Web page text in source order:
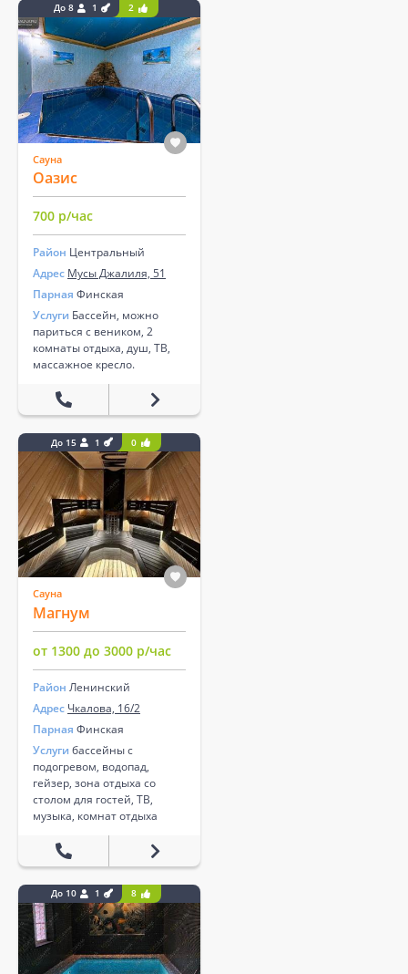
До 8 1 2
Сауна
Оазис
700 р/час
Район Центральный
Адрес Мусы Джалиля, 51
Парная Финская
Услуги Бассейн, можно
париться с веником, 2
комнаты отдыха, душ, ТВ,
массажное кресло.
До 15 1 0
Сауна
Магнум
от 1300 до 3000 р/час
Район Ленинский
Адрес Чкалова, 16/2
Парная Финская
Услуги бассейны с
подогревом, водопад,
гейзер, зона отдыха со
столом для гостей, ТВ,
музыка, комнат отдыха
До 10 1 8